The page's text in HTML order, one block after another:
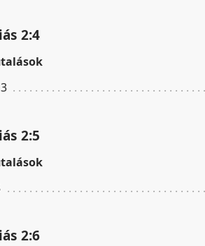
2:4
2:5
2:6